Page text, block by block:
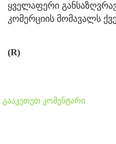
ყველაფერი
კომერციის მომავალს
(R)
გააკეთეთ კომენტარი